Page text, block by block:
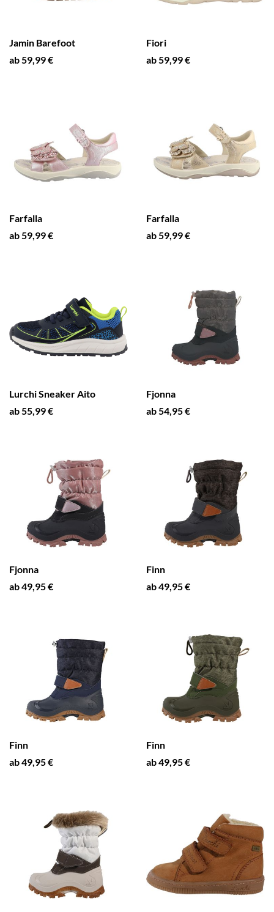
Jamin Barefoot
ab 59,99 €
Fiori
ab 59,99 €
Farfalla
ab 59,99 €
Farfalla
ab 59,99 €
Lurchi Sneaker Aito
ab 55,99 €
Fjonna
ab 54,95 €
Fjonna
ab 49,95 €
Finn
ab 49,95 €
Finn
ab 49,95 €
Finn
ab 49,95 €